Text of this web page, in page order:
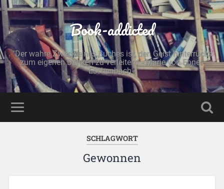
Book-addicted
"Der wahre Zweck eines Buches ist, den Geist hinterrücks
zum eigenen Denken zu verleiten." - Marie von Ebner-
Eschenbach -
SCHLAGWORT
Gewonnen